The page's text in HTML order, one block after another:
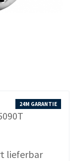
24M GARANTIE
lieferbar